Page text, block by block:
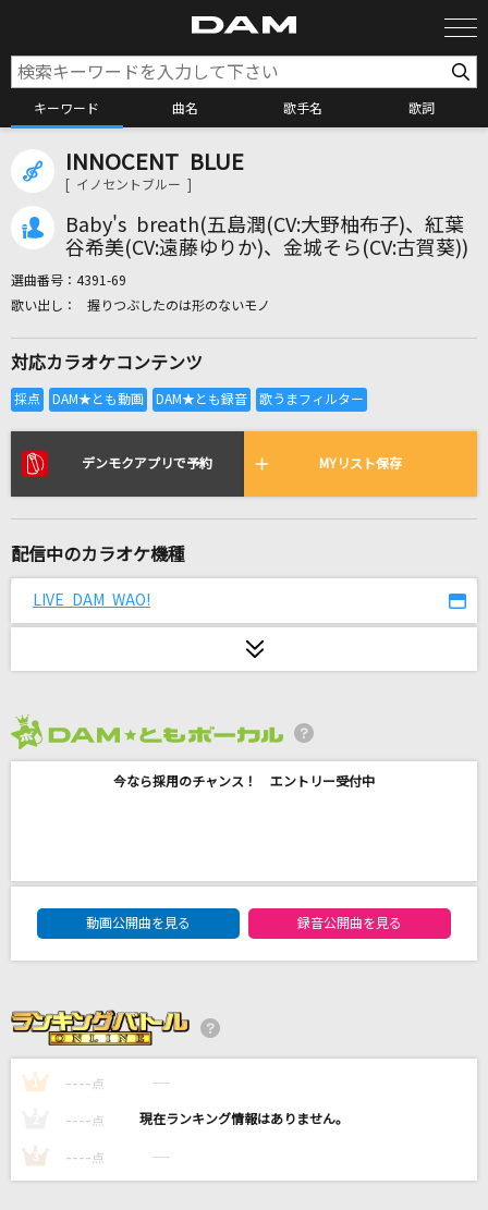
キーワード 曲名 歌手名 歌詞
カラオケ検索
カラオケ店舗検索
カラオケリクエスト
全国りれき
Flower Ring
白日
King Gnu
今では…今なら…今も…
朝を呑む
バルーン
かぐや(cv.夏吉ゆうこ)、月見ヤチヨ(cv.早見沙織)
旅路
[生音]君に届け
INNOCENT BLUE
[ イノセントブルー ]
Baby's breath(五島潤(CV:大野柚布子)、紅葉
谷希美(CV:遠藤ゆりか)、金城そら(CV:古賀葵))
選曲番号： 4391-69
握りつぶしたのは形のないモノ
対応カラオケコンテンツ
デンモクアプリで予約 MYリスト保存
配信中のカラオケ機種
LIVE DAM WAO!
今なら採用のチャンス！ エントリー受付中
DAM★ともボーカルエントリーランキング
動画公開曲を見る
録音公開曲を見る
1 ---- 点 ----
---- 点 ----
3 ---- 点 ----